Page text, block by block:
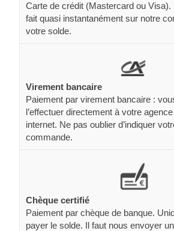
Carte de crédit (Mastercard ou Visa).
fait quasi instantanément sur notre
votre solde.
Virement bancaire
Paiement par virement bancaire :
l’effectuer directement à votre
internet. Ne pas oublier d’indiquer
commande.
Chèque certifié
Paiement par chèque de banque.
payer le solde. Il faut nous envoyer